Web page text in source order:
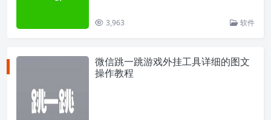
3,963 软件
微信跳一跳游戏外挂工具详细的图文
操作教程